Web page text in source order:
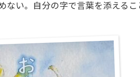
ない。自分の字で言葉を添える